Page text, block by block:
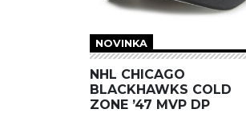
NOVINKA
NHL CHICAGO
BLACKHAWKS COLD
ZONE ’47 MVP DP